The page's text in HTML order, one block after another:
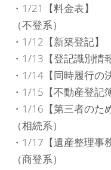
・1/21【料金表】
（不登系）
・1/12【新築登記】
・1/13【登記識別情
・1/14【同時履行の
・1/15【不動産登記
・1/16【第三者のた
（相続系）
・1/17【遺産整理事
（商登系）